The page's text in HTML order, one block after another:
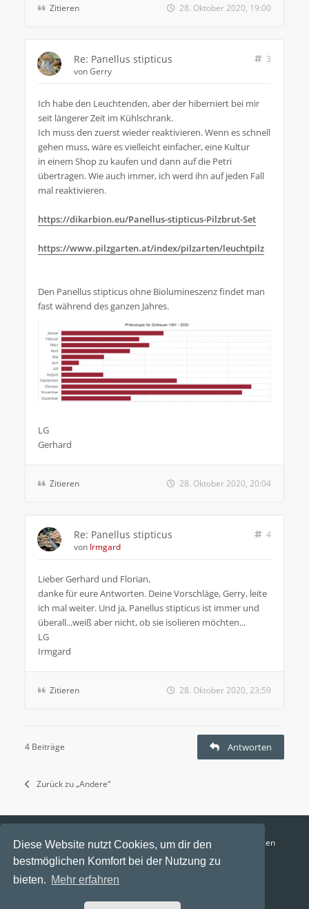
Diese Website nutzt Cookies, um dir den
bestmöglichen Komfort bei der Nutzung zu
bieten. Mehr erfahren
Zitieren 28. Oktober 2020, 19:00
Re: Panellus stipticus
3
vonGerry
Ich habe den Leuchtenden, aber der hiberniert bei mir
seit längerer Zeit im Kühlschrank.
Ich muss den zuerst wieder reaktivieren. Wenn es schnell
gehen muss, wäre es vielleicht einfacher, eine Kultur
in einem Shop zu kaufen und dann auf die Petri
übertragen. Wie auch immer, ich werd ihn auf jeden Fall
mal reaktivieren.
https://dikarbion.eu/Panellus-stipticus-Pilzbrut-Set
https://www.pilzgarten.at/index/pilzarten/leuchtpilz
Den Panellus stipticus ohne Biolumineszenz findet man
fast während des ganzen Jahres.
LG
Gerhard
Zitieren 28. Oktober 2020, 20:04
Re: Panellus stipticus
4
von Irmgard
Lieber Gerhard und Florian,
danke für eure Antworten. Deine Vorschläge, Gerry, leite
ich mal weiter. Und ja, Panellus stipticus ist immer und
überall...weiß aber nicht, ob sie isolieren möchten...
LG
Irmgard
Zitieren 28. Oktober 2020, 23:59
4 Beiträge Antworten
Zurück zu „Andere“
Funga Austria FAQ Datenschutz
Nutzungsbedingungen
Alle Zeiten sind UTC+02:00
Aktuelle Zeit: 10. August 2026, 16:38
Powered byphpBB® Forum Software © phpBB Limited